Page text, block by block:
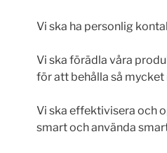
Vi ska ha personlig
Vi ska förädla våra
för att behålla så
Vi ska effektivisera och
smart och använda